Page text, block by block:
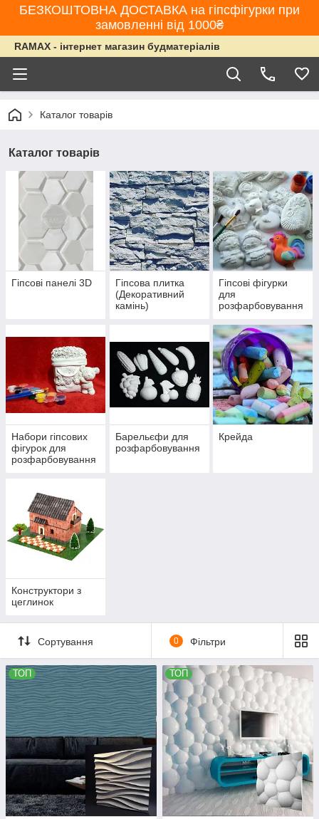
БЕЗКОШТОВНА ДОСТАВКА на гіпсфігурки при
замовленні від 1000₴
RAMAX - інтернет магазин будматеріалів
Каталог товарів
Каталог товарів
Гіпсові панелі 3D
Гіпсова плитка
(Декоративний
камінь)
Гіпсові фігурки
для
розфарбовування
Набори гіпсових
фігурок для
розфарбовування
Барельєфи для
розфарбовування
Крейда
Конструктори з
цеглинок
Сортування 0 Фільтри
ТОП ТОП